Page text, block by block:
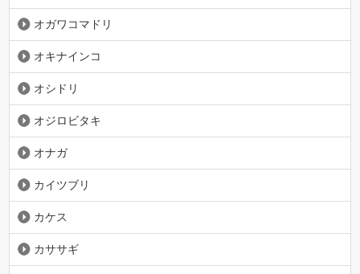
オガワコマドリ
オキナインコ
オシドリ
オジロビタキ
オナガ
カイツブリ
カケス
カササギ